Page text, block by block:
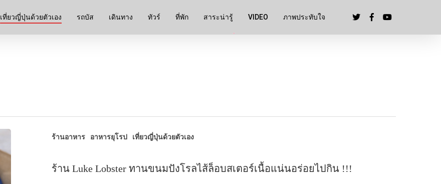
เที่ยวญี่ปุ่นด้วยตัวเอง รถบัส เดินทาง ทัวร์ ที่พัก สาระน่ารู้ VIDEO ภาพประทับใจ
ร้านอาหาร อาหารยุโรป เที่ยวญี่ปุ่นด้วยตัวเอง
ร้าน Luke Lobster ทานขนมปังโรลไส้ล็อบสเตอร์เนื้อแน่นอร่อยไปกิน !!!